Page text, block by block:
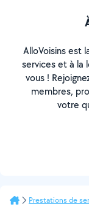
AlloVoisins est
services et à la
vous !
membres,
votre
Prestations de